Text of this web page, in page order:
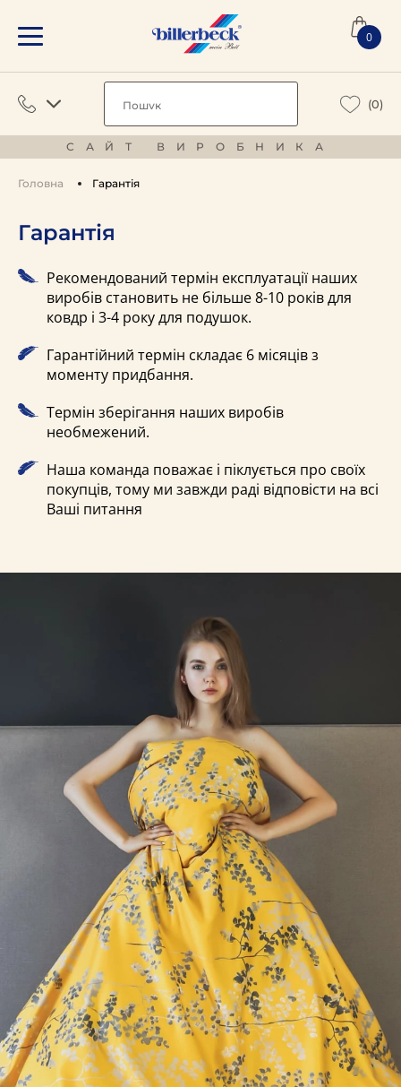
0
(0)
САЙТ ВИРОБНИКА
Головна Гарантія
Гарантія
Рекомендований термін експлуатації наших
виробів становить не більше 8-10 років для
ковдр і 3-4 року для подушок.
Гарантійний термін складає 6 місяців з
моменту придбання.
Термін зберігання наших виробів
необмежений.
Наша команда поважає і піклується про своїх
покупців, тому ми завжди раді відповісти на всі
Ваші питання